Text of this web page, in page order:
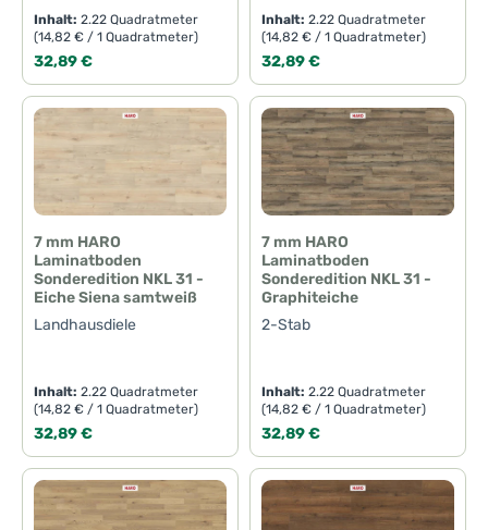
Inhalt:2.22 Quadratmeter
(14,82 € / 1 Quadratmeter)
Regulärer Preis:
32,89 €
Inhalt:2.22 Quadratmeter
(14,82 € / 1 Quadratmeter)
Regulärer Preis:
32,89 €
7 mm HARO
Laminatboden
Sonderedition NKL 31 -
Eiche Siena samtweiß
Landhausdiele
Inhalt:2.22 Quadratmeter
(14,82 € / 1 Quadratmeter)
Regulärer Preis:
32,89 €
7 mm HARO
Laminatboden
Sonderedition NKL 31 -
Graphiteiche
2-Stab
Inhalt:2.22 Quadratmeter
(14,82 € / 1 Quadratmeter)
Regulärer Preis:
32,89 €